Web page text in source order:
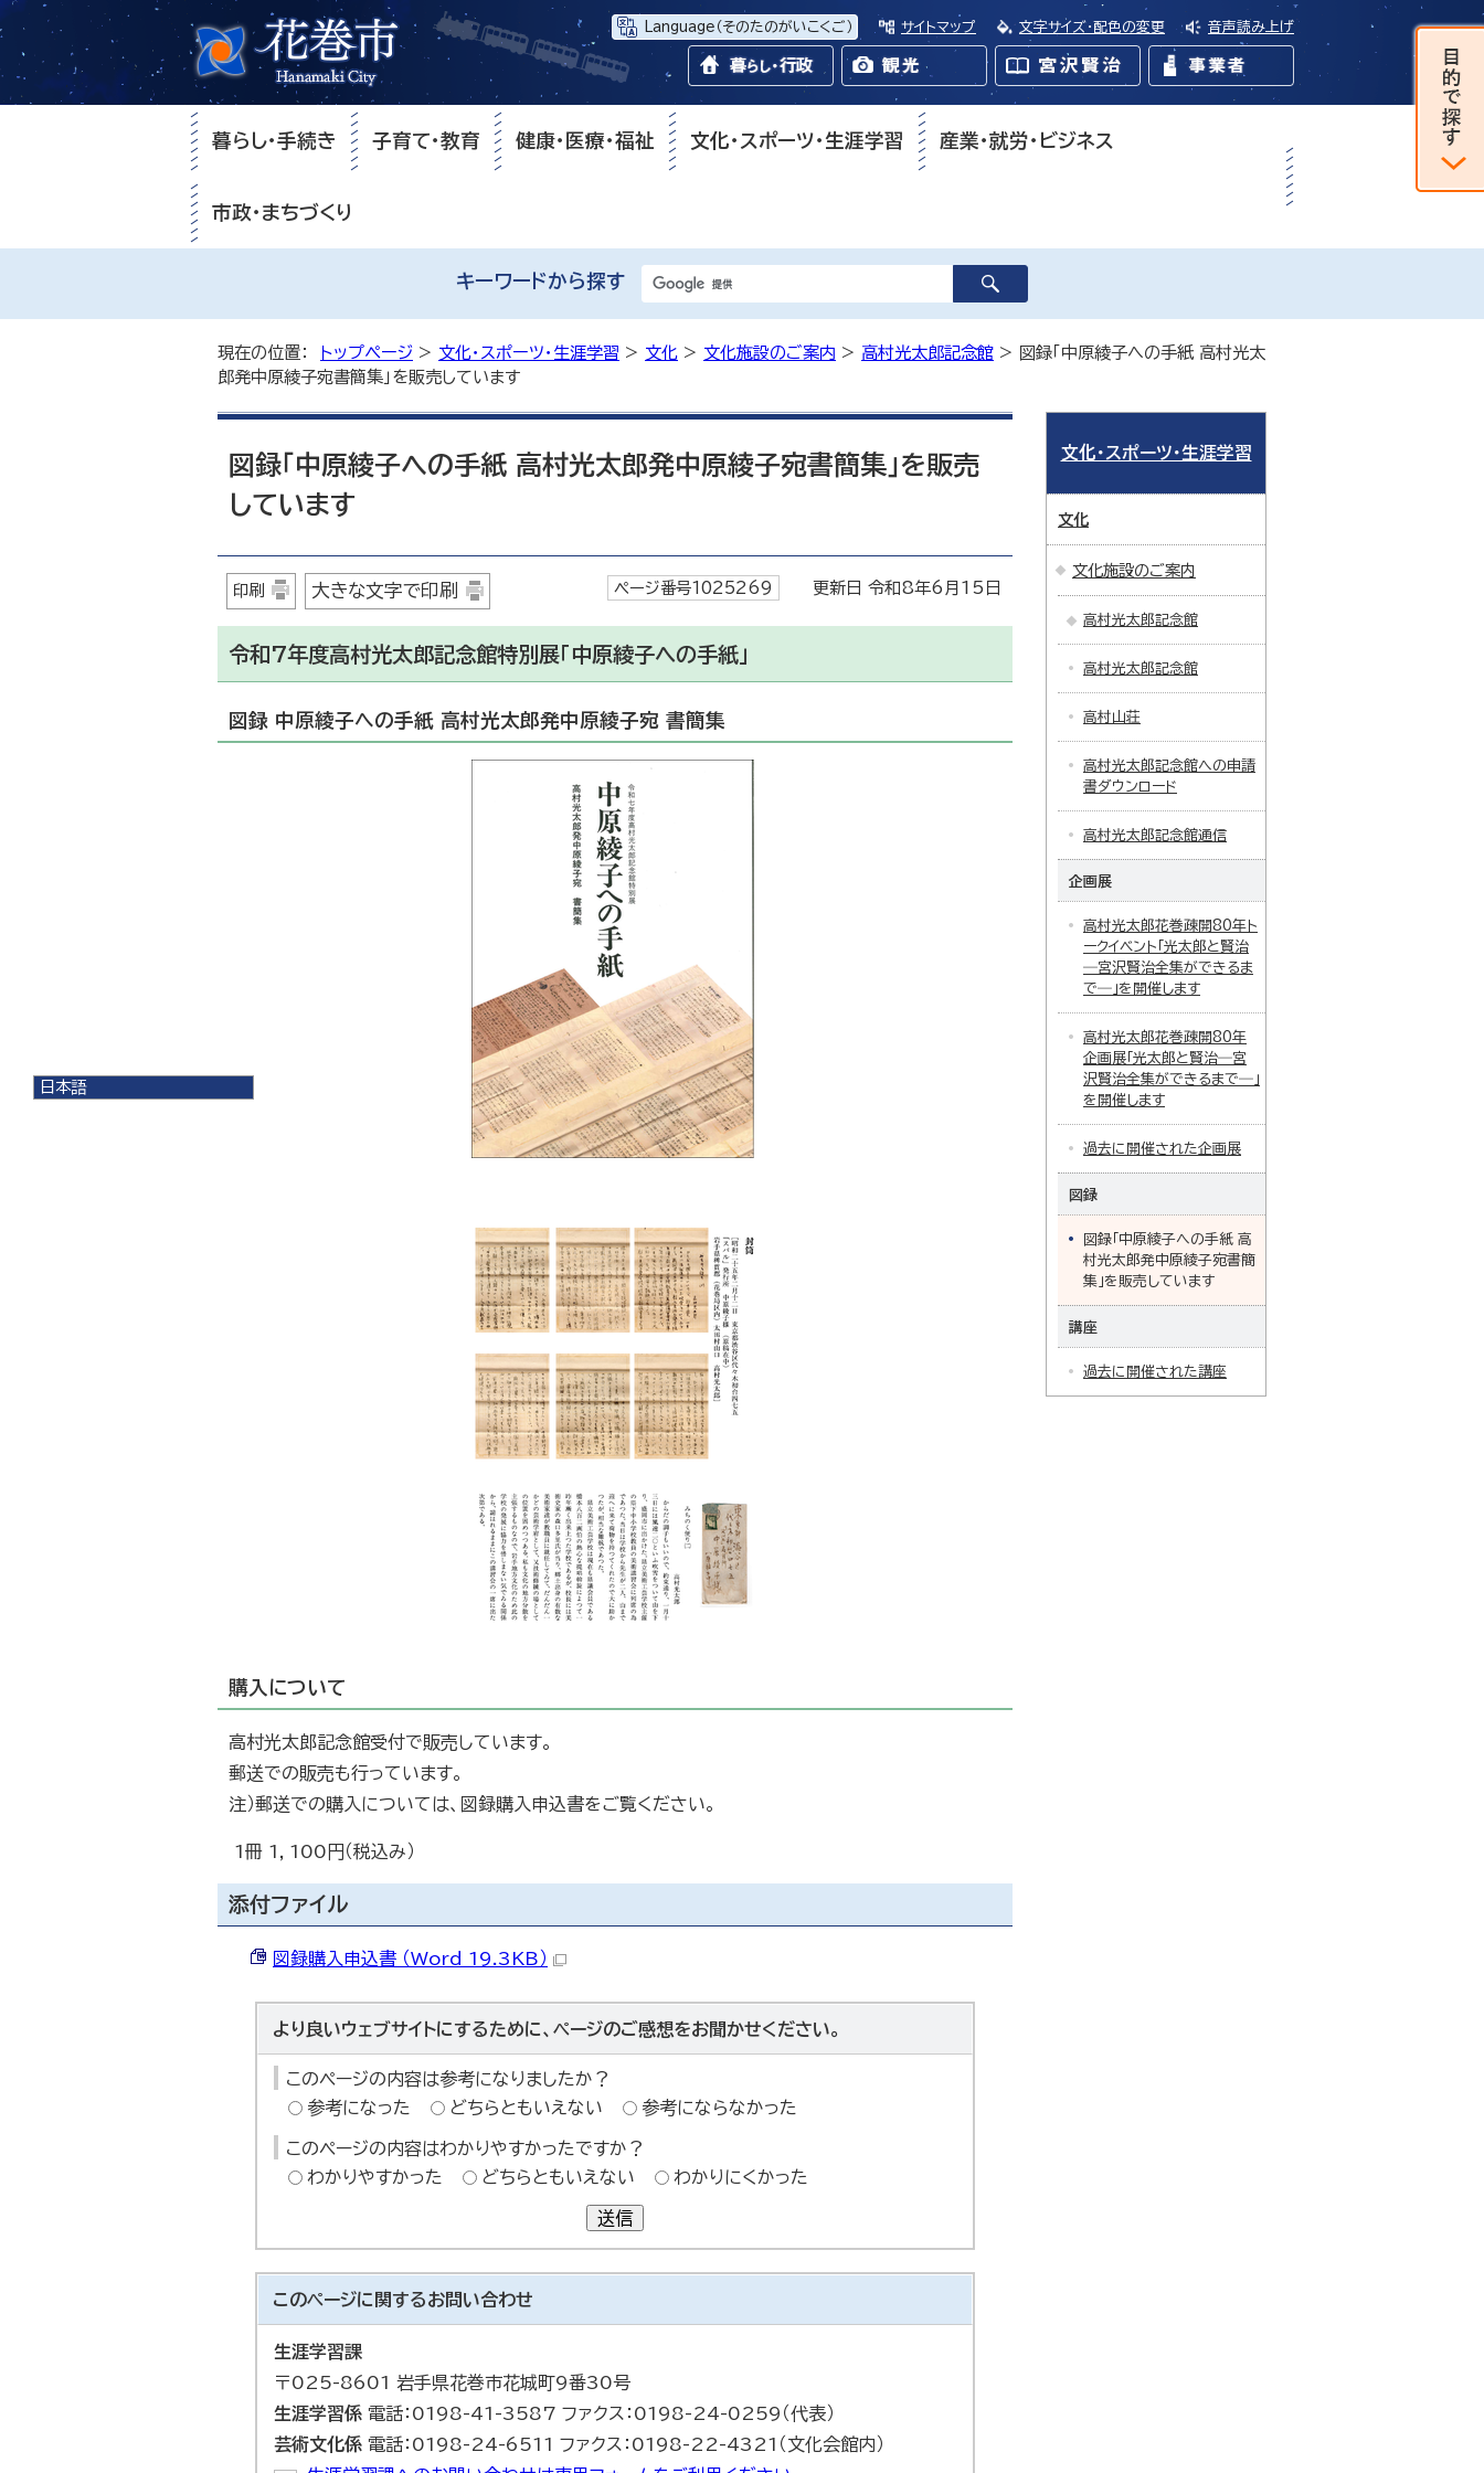
Language （そのたのがいこくご） サイトマップ 文字サイズ・配色の変更 音声読み上げ
日本語
暮らし・手続き 子育て・教育 健康・医療・福祉 文化・スポーツ・生涯学習 産業・就労・ビジネス
市政・まちづくり
キーワードから探す
現在の位置： トップページ > 文化・スポーツ・生涯学習 > 文化 > 文化施設のご案内 > 高村光太郎記念館 > 図録「中原綾子への手紙 高村光太
郎発中原綾子宛書簡集」を販売しています
図録「中原綾子への手紙 高村光太郎発中原綾子宛書簡集」を販売
しています
印刷 大きな文字で印刷 ページ番号1025269 更新日 令和8年6月15日
令和7年度高村光太郎記念館特別展「中原綾子への手紙」
図録 中原綾子への手紙 高村光太郎発中原綾子宛 書簡集
購入について
高村光太郎記念館受付で販売しています。
郵送での販売も行っています。
注）郵送での購入については、図録購入申込書をご覧ください。
1冊 1，100円（税込み）
添付ファイル
図録購入申込書 （Word 19.3KB）
より良いウェブサイトにするために、ページのご感想をお聞かせください。
このページの内容は参考になりましたか？
参考になった
どちらともいえない 参考にならなかった
このページの内容はわかりやすかったですか？
わかりやすかった
どちらともいえない わかりにくかった
送信
このページに関するお問い合わせ
生涯学習課
〒025-8601 岩手県花巻市花城町9番30号
生涯学習係 電話：0198-41-3587 ファクス：0198-24-0259（代表）
芸術文化係 電話：0198-24-6511 ファクス：0198-22-4321（文化会館内）
文化・スポーツ・生涯学習
文化
文化施設のご案内
高村光太郎記念館
高村光太郎記念館
高村山荘
高村光太郎記念館への申請
書ダウンロード
高村光太郎記念館通信
企画展
高村光太郎花巻疎開80年ト
ークイベント「光太郎と賢治
―宮沢賢治全集ができるま
で―」を開催します
高村光太郎花巻疎開80年
企画展「光太郎と賢治―宮
沢賢治全集ができるまで―」
を開催します
過去に開催された企画展
図録
図録「中原綾子への手紙 高
村光太郎発中原綾子宛書簡
集」を販売しています
講座
過去に開催された講座